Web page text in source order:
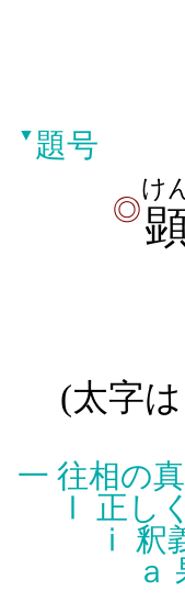
▼ 題号
◎
け
(太字
一 往相の
Ⅰ
正し
ⅰ
釈
ａ